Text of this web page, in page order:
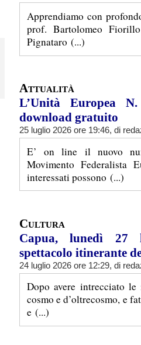
Apprendiamo con
prof. Bartolomeo
Pignataro (...)
Attualità
L’Unità Europea
download gratuito
25 luglio 2026 ore 19:46, di
E’ on line il nuovo
Movimento Federalista
interessati possono (...)
Cultura
Capua, lunedì 27
spettacolo itinerante
24 luglio 2026 ore 12:29, di
Dopo avere intrecciato
cosmo e d’oltrecosmo, e
e (...)